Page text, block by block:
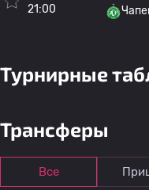
21:00
Турнирные
Трансферы
Все